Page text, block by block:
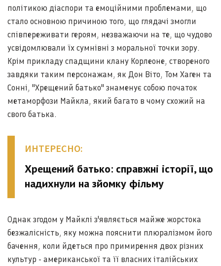
політикою діаспори та емоційними проблемами, що
стало основною причиною того, що глядачі змогли
співпереживати героям, незважаючи на те, що чудово
усвідомлювали їх сумнівні з моральної точки зору.
Крім прикладу спадщини клану Корлеоне, створеного
завдяки таким персонажам, як Дон Віто, Том Хаген та
Сонні, "Хрещений батько" знаменує собою початок
метаморфози Майкла, який багато в чому схожий на
свого батька.
ИНТЕРЕСНО:
Хрещений батько: справжні історії, що
надихнули на зйомку фільму
Однак згодом у Майклі з'являється майже жорстока
безжалісність, яку можна пояснити плюралізмом його
бачення, коли йдеться про примирення двох різних
культур - американської та її власних італійських